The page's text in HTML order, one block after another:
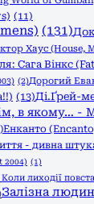
(11)
(131)
Хаус (House,
Сага Вінкс
(2)Дорогий
(13)Ді.Ґрей-
в якому… -
Енканто
- дивна
2004) (1)
лиходії
Залізна